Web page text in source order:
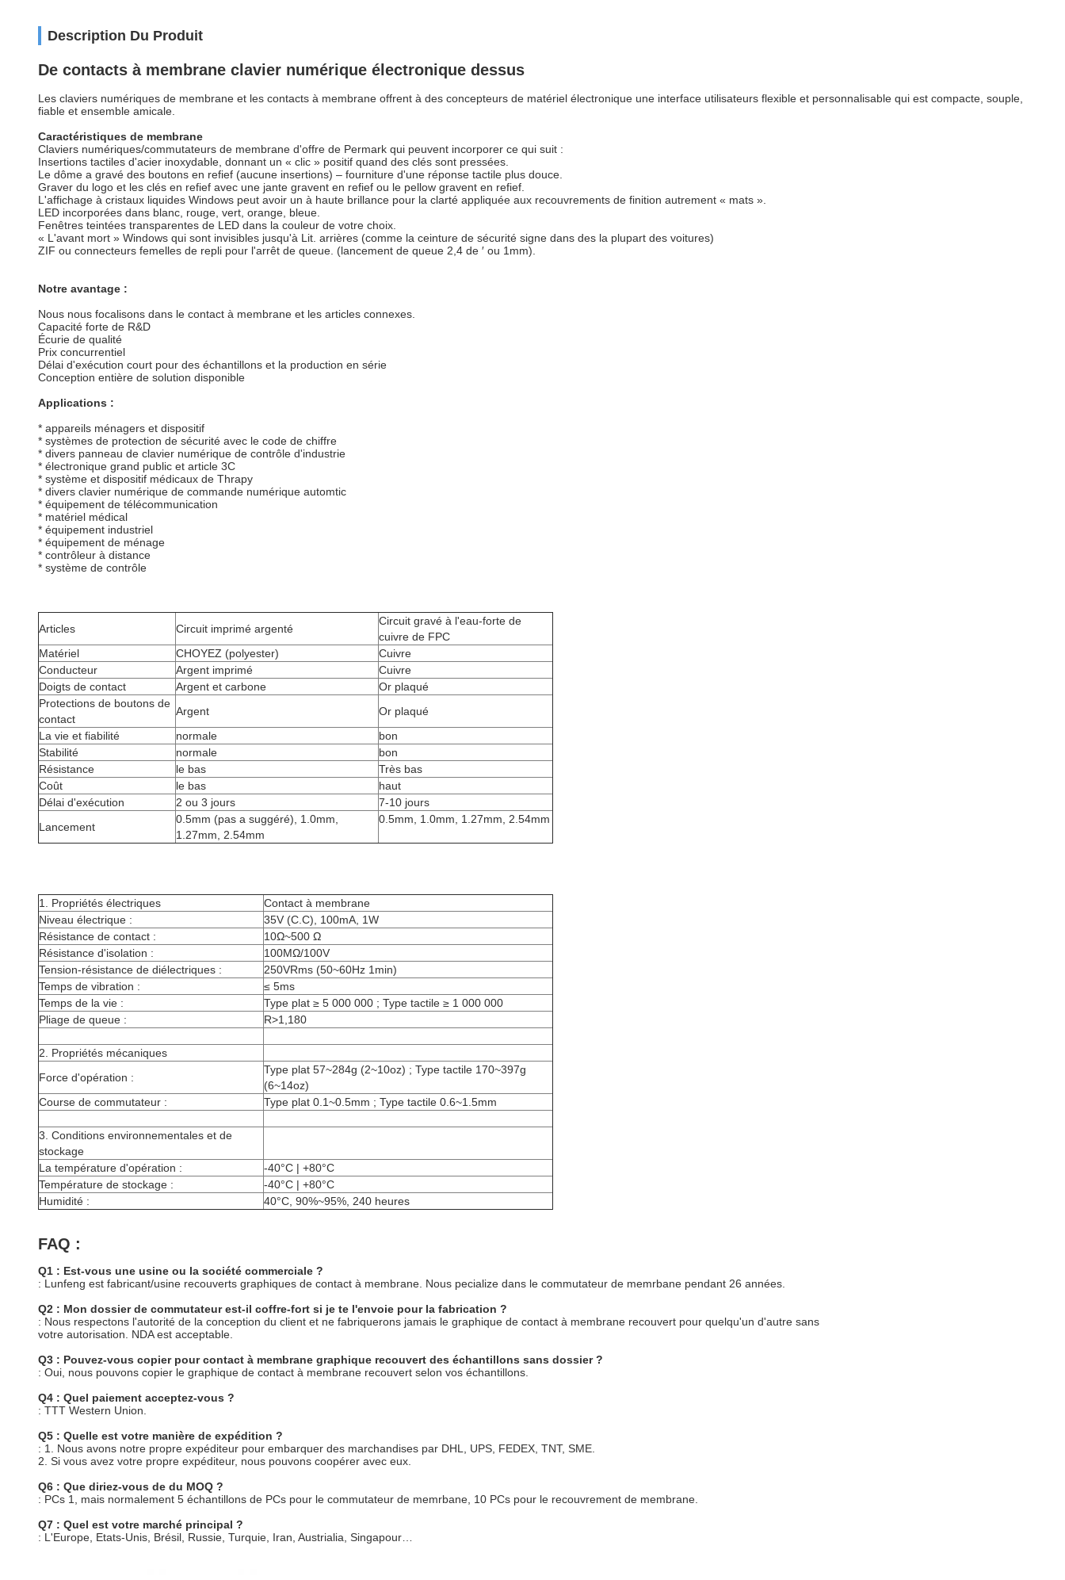
Description Du Produit
De contacts à membrane clavier numérique électronique dessus
Les claviers numériques de membrane et les contacts à membrane offrent à des concepteurs de matériel électronique une interface utilisateurs flexible et personnalisable qui est compacte, souple,
fiable et ensemble amicale.
Caractéristiques de membrane
Claviers numériques/commutateurs de membrane d'offre de Permark qui peuvent incorporer ce qui suit :
Insertions tactiles d'acier inoxydable, donnant un « clic » positif quand des clés sont pressées.
Le dôme a gravé des boutons en refief (aucune insertions) – fourniture d'une réponse tactile plus douce.
Graver du logo et les clés en refief avec une jante gravent en refief ou le pellow gravent en refief.
L'affichage à cristaux liquides Windows peut avoir un à haute brillance pour la clarté appliquée aux recouvrements de finition autrement « mats ».
LED incorporées dans blanc, rouge, vert, orange, bleue.
Fenêtres teintées transparentes de LED dans la couleur de votre choix.
« L'avant mort » Windows qui sont invisibles jusqu'à Lit. arrières (comme la ceinture de sécurité signe dans des la plupart des voitures)
ZIF ou connecteurs femelles de repli pour l'arrêt de queue. (lancement de queue 2,4 de ′ ou 1mm).
Notre avantage :
Nous nous focalisons dans le contact à membrane et les articles connexes.
Capacité forte de R&D
Écurie de qualité
Prix concurrentiel
Délai d'exécution court pour des échantillons et la production en série
Conception entière de solution disponible
Applications :
* appareils ménagers et dispositif
* systèmes de protection de sécurité avec le code de chiffre
* divers panneau de clavier numérique de contrôle d'industrie
* électronique grand public et article 3C
* système et dispositif médicaux de Thrapy
* divers clavier numérique de commande numérique automtic
* équipement de télécommunication
* matériel médical
* équipement industriel
* équipement de ménage
* contrôleur à distance
* système de contrôle
Articles Circuit imprimé argenté
Circuit gravé à l'eau-forte de
cuivre de FPC
Matériel
CHOYEZ (polyester)
Cuivre
Conducteur
Argent imprimé
Cuivre
Doigts de contact
Argent et carbone
Or plaqué
Protections de boutons de
contact
Argent
Or plaqué
La vie et fiabilité
normale
bon
Stabilité
normale
bon
Résistance
le bas
Très bas
Coût
le bas
haut
Délai d'exécution
2 ou 3 jours
7-10 jours
Lancement
0.5mm (pas a suggéré), 1.0mm,
1.27mm, 2.54mm
0.5mm, 1.0mm, 1.27mm, 2.54mm
1. Propriétés électriques
Contact à membrane
Niveau électrique :
35V (C.C), 100mA, 1W
Résistance de contact :
10Ω~500 Ω
Résistance d'isolation :
100MΩ/100V
Tension-résistance de diélectriques :
250VRms (50~60Hz 1min)
Temps de vibration :
≤ 5ms
Temps de la vie :
Type plat ≥ 5 000 000 ; Type tactile ≥ 1 000 000
Pliage de queue :
R>1,180
2. Propriétés mécaniques
Force d'opération :
Type plat 57~284g (2~10oz) ; Type tactile 170~397g
(6~14oz)
Course de commutateur :
Type plat 0.1~0.5mm ; Type tactile 0.6~1.5mm
3. Conditions environnementales et de
stockage
La température d'opération :
-40°C | +80°C
Température de stockage :
-40°C | +80°C
Humidité :
40°C, 90%~95%, 240 heures
FAQ :
Q1 : Est-vous une usine ou la société commerciale ?
: Lunfeng est fabricant/usine recouverts graphiques de contact à membrane. Nous pecialize dans le commutateur de memrbane pendant 26 années.
Q2 : Mon dossier de commutateur est-il coffre-fort si je te l'envoie pour la fabrication ?
: Nous respectons l'autorité de la conception du client et ne fabriquerons jamais le graphique de contact à membrane recouvert pour quelqu'un d'autre sans
votre autorisation. NDA est acceptable.
Q3 : Pouvez-vous copier pour contact à membrane graphique recouvert des échantillons sans dossier ?
: Oui, nous pouvons copier le graphique de contact à membrane recouvert selon vos échantillons.
Q4 : Quel paiement acceptez-vous ?
: TTT Western Union.
Q5 : Quelle est votre manière de expédition ?
: 1. Nous avons notre propre expéditeur pour embarquer des marchandises par DHL, UPS, FEDEX, TNT, SME.
2. Si vous avez votre propre expéditeur, nous pouvons coopérer avec eux.
Q6 : Que diriez-vous de du MOQ ?
: PCs 1, mais normalement 5 échantillons de PCs pour le commutateur de memrbane, 10 PCs pour le recouvrement de membrane.
Q7 : Quel est votre marché principal ?
: L'Europe, Etats-Unis, Brésil, Russie, Turquie, Iran, Austrialia, Singapour…